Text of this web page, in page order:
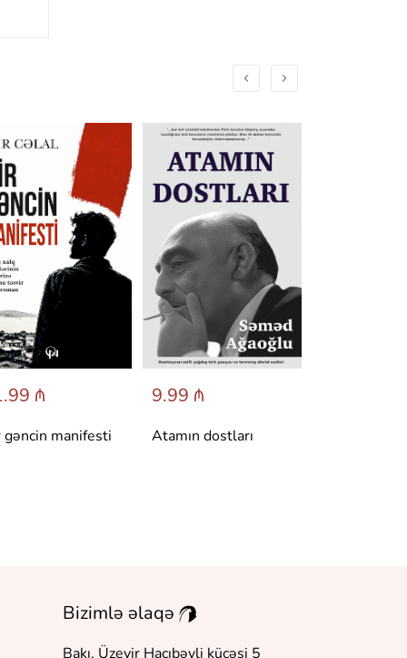
₼
gəncin manifesti
9.99 ₼
Atamın dostları
Bizimlə əlaqə
Bakı, Üzeyir Hacıbəyli küçəsi 5